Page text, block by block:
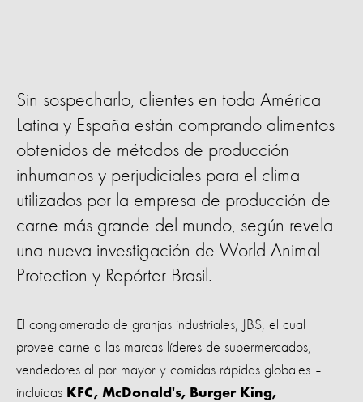
Sin sospecharlo, clientes en toda América
Latina y España están comprando alimentos
obtenidos de métodos de producción
inhumanos y perjudiciales para el clima
utilizados por la empresa de producción de
carne más grande del mundo, según revela
una nueva investigación de World Animal
Protection y Repórter Brasil.
El conglomerado de granjas industriales, JBS, el cual
provee carne a las marcas líderes de supermercados,
vendedores al por mayor y comidas rápidas globales –
incluidas KFC, McDonald's, Burger King,